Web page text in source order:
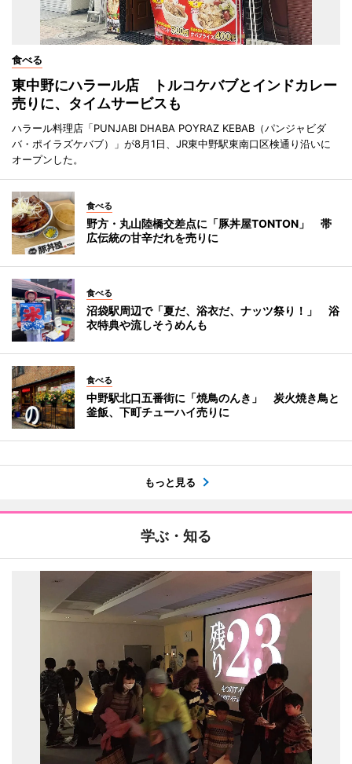
食べる
東中野にハラール店 トルコケバブとインドカレー
売りに、タイムサービスも
ハラール料理店「PUNJABI DHABA POYRAZ KEBAB（パンジャビダ
バ・ポイラズケバブ）」が8月1日、JR東中野駅東南口区検通り沿いに
オープンした。
食べる
野方・丸山陸橋交差点に「豚丼屋TONTON」 帯
広伝統の甘辛だれを売りに
食べる
沼袋駅周辺で「夏だ、浴衣だ、ナッツ祭り！」 浴
衣特典や流しそうめんも
食べる
中野駅北口五番街に「焼鳥のんき」 炭火焼き鳥と
釜飯、下町チューハイ売りに
もっと見る
学ぶ・知る